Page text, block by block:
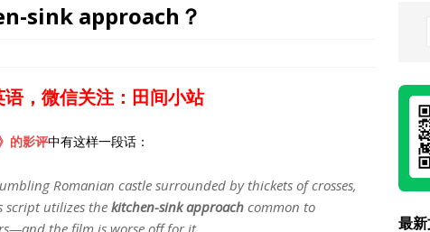
sink approach？
，微信关注：田间小站
的影评中有这样一段话：
Romanian castle surrounded by thickets of crosses,
script utilizes the kitchen-sink approach common to
the film is worse off for it.
最